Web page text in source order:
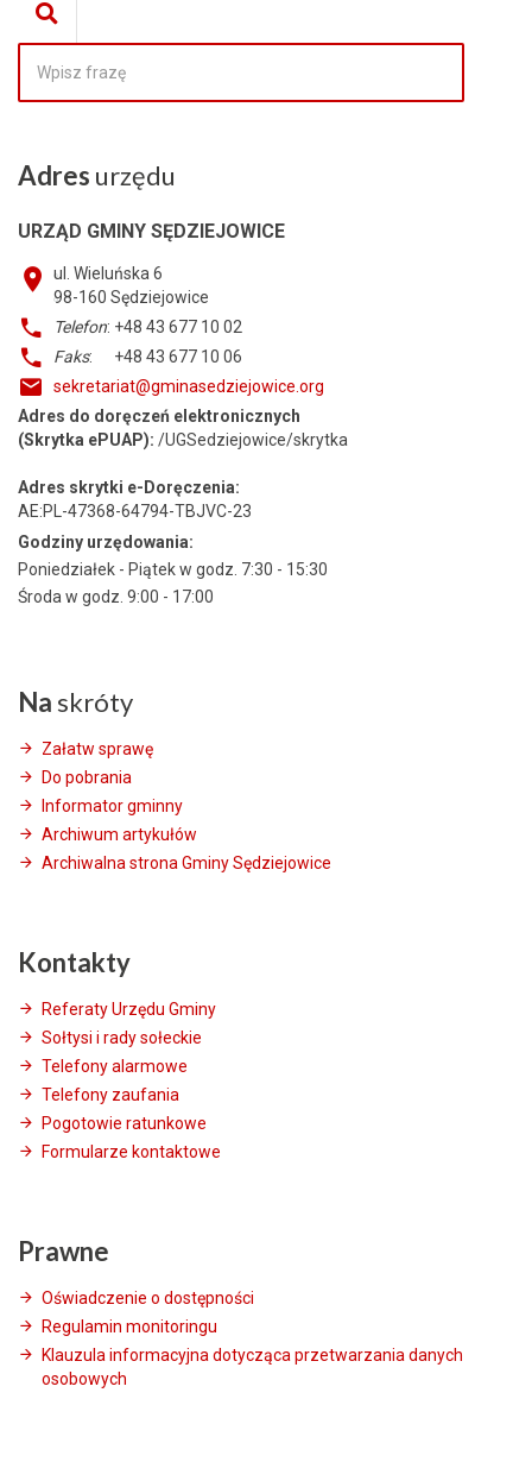
Adres urzędu
URZĄD GMINY SĘDZIEJOWICE
ul. Wieluńska 6
98-160 Sędziejowice
Telefon: +48 43 677 10 02
Faks: +48 43 677 10 06
sekretariat@gminasedziejowice.org
Adres do doręczeń elektronicznych
(Skrytka ePUAP): /UGSedziejowice/skrytka
Adres skrytki e-Doręczenia:
AE:PL-47368-64794-TBJVC-23
Godziny urzędowania:
Poniedziałek - Piątek w godz. 7:30 - 15:30
Środa w godz. 9:00 - 17:00
Na skróty
Załatw sprawę
Do pobrania
Informator gminny
Archiwum artykułów
Archiwalna strona Gminy Sędziejowice
Kontakty
Referaty Urzędu Gminy
Sołtysi i rady sołeckie
Telefony alarmowe
Telefony zaufania
Pogotowie ratunkowe
Formularze kontaktowe
Prawne
Oświadczenie o dostępności
Regulamin monitoringu
Klauzula informacyjna dotycząca przetwarzania danych
osobowych